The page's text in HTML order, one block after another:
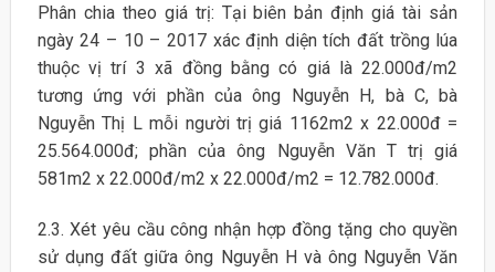
Phân chia theo giá trị: Tại biên bản định giá tài sản
ngày 24 – 10 – 2017 xác định diện tích đất trồng lúa
thuộc vị trí 3 xã đồng bằng có giá là 22.000đ/m2
tương ứng với phần của ông Nguyễn H, bà C, bà
Nguyễn Thị L mỗi người trị giá 1162m2 x 22.000đ =
25.564.000đ; phần của ông Nguyễn Văn T trị giá
581m2 x 22.000đ/m2 x 22.000đ/m2 = 12.782.000đ.
2.3. Xét yêu cầu công nhận hợp đồng tặng cho quyền
sử dụng đất giữa ông Nguyễn H và ông Nguyễn Văn